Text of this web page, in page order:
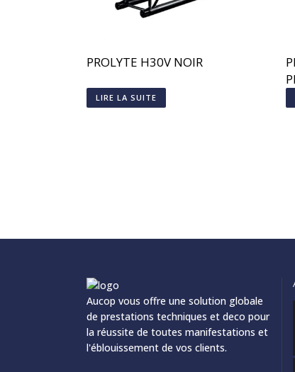
PROLYTE H30V NOIR
LIRE LA SUITE
Aucop vous offre une solution globale
de prestations techniques et deco pour
la réussite de toutes manifestations et
l'éblouissement de vos clients.